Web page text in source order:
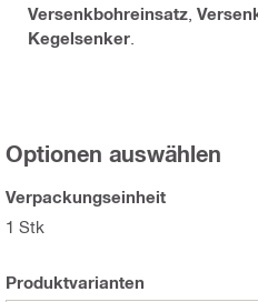
Versenkbohreinsatz
Kegelsenker
Optionen auswählen
Verpackungseinheit
1 Stk
Produktvarianten